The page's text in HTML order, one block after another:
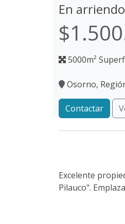
En arriendo
5000m²
Osorno,
Contactar
Excelente
Pilauco".